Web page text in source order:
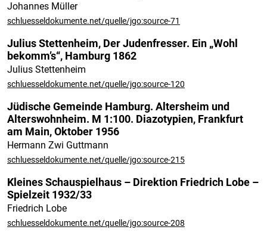
Johannes Müller
schluesseldokumente.net/quelle/jgo:source-71
Julius Stettenheim, Der Judenfresser. Ein „Wohl
bekomm’s“, Hamburg 1862
Julius Stettenheim
schluesseldokumente.net/quelle/jgo:source-120
Jüdische Gemeinde Hamburg. Altersheim und
Alterswohnheim. M 1:100. Diazotypien, Frankfurt
am Main, Oktober 1956
Hermann Zwi Guttmann
schluesseldokumente.net/quelle/jgo:source-215
Kleines Schauspielhaus – Direktion Friedrich Lobe –
Spielzeit 1932/33
Friedrich Lobe
schluesseldokumente.net/quelle/jgo:source-208